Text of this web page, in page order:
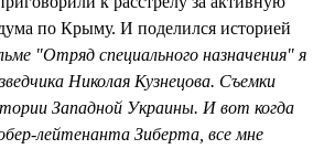
по Крыму. И поделился историей
"Отряд специального назначения" я
Николая Кузнецова. Съемки
Западной Украины. И вот когда
лейтенанта Зиберта, все мне